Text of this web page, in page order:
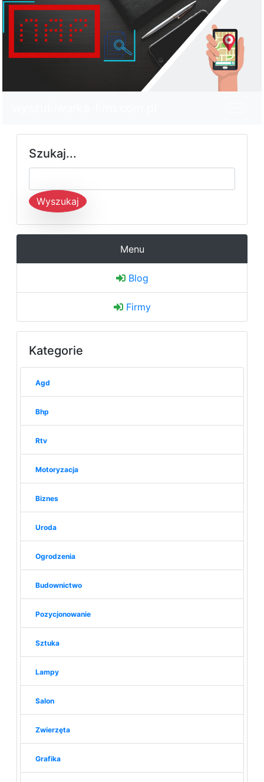
Szukaj...
Wyszukaj
Menu
Blog
Firmy
Kategorie
Agd
Bhp
Rtv
Motoryzacja
Biznes
Uroda
Ogrodzenia
Budownictwo
Pozycjonowanie
Sztuka
Lampy
Salon
Zwierzęta
Grafika